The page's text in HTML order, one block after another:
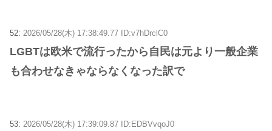
52: 2026/05/28(木) 17:38:49.77 ID:v7hDrclC0
LGBTは欧米で流行ったから自民は元より一般企業
も合わせなきゃならなくなった訳で
53: 2026/05/28(木) 17:39:09.87 ID:EDBVvqoJ0